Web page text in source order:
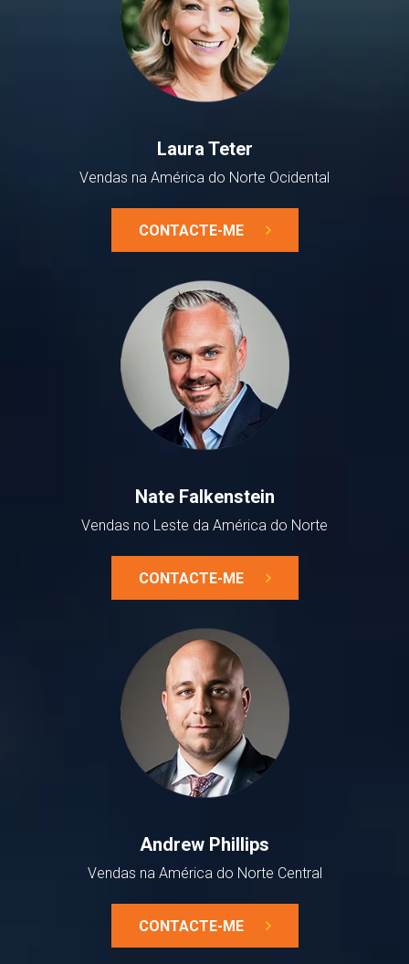
Laura Teter
Vendas na América do Norte Ocidental
CONTACTE-ME
Nate Falkenstein
Vendas no Leste da América do Norte
CONTACTE-ME
Andrew Phillips
Vendas na América do Norte Central
CONTACTE-ME